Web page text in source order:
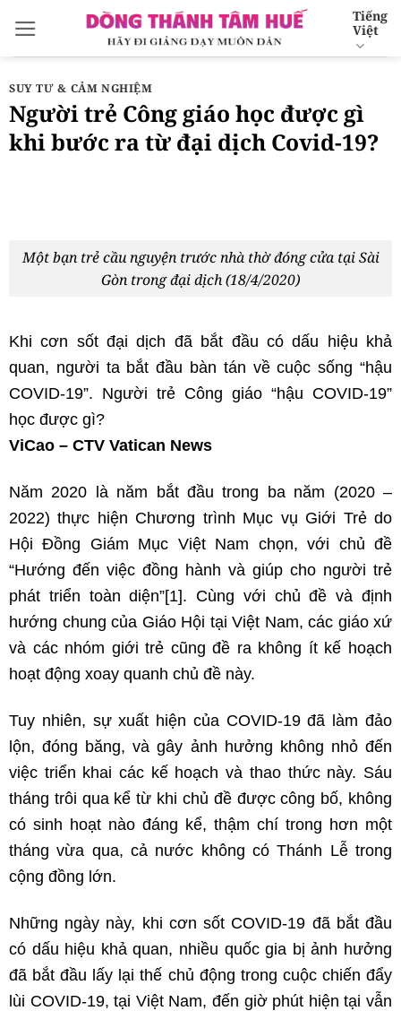
qua
nội
dung
Tiếng
Việt
SUY TƯ & CẢM NGHIỆM
Người trẻ Công giáo học được gì
khi bước ra từ đại dịch Covid-19?
Một bạn trẻ cầu nguyện trước nhà thờ đóng cửa tại Sài
Gòn trong đại dịch (18/4/2020)
Khi cơn sốt đại dịch đã bắt đầu có dấu hiệu khả
quan, người ta bắt đầu bàn tán về cuộc sống “hậu
COVID-19”. Người trẻ Công giáo “hậu COVID-19”
học được gì?
ViCao – CTV Vatican News
Năm 2020 là năm bắt đầu trong ba năm (2020 –
2022) thực hiện Chương trình Mục vụ Giới Trẻ do
Hội Đồng Giám Mục Việt Nam chọn, với chủ đề
“Hướng đến việc đồng hành và giúp cho người trẻ
phát triển toàn diện”[1]. Cùng với chủ đề và định
hướng chung của Giáo Hội tại Việt Nam, các giáo xứ
và các nhóm giới trẻ cũng đề ra không ít kế hoạch
hoạt động xoay quanh chủ đề này.
Tuy nhiên, sự xuất hiện của COVID-19 đã làm đảo
lộn, đóng băng, và gây ảnh hưởng không nhỏ đến
việc triển khai các kế hoạch và thao thức này. Sáu
tháng trôi qua kể từ khi chủ đề được công bố, không
có sinh hoạt nào đáng kể, thậm chí trong hơn một
tháng vừa qua, cả nước không có Thánh Lễ trong
cộng đồng lớn.
Những ngày này, khi cơn sốt COVID-19 đã bắt đầu
có dấu hiệu khả quan, nhiều quốc gia bị ảnh hưởng
đã bắt đầu lấy lại thế chủ động trong cuộc chiến đẩy
lùi COVID-19, tại Việt Nam, đến giờ phút hiện tại vẫn